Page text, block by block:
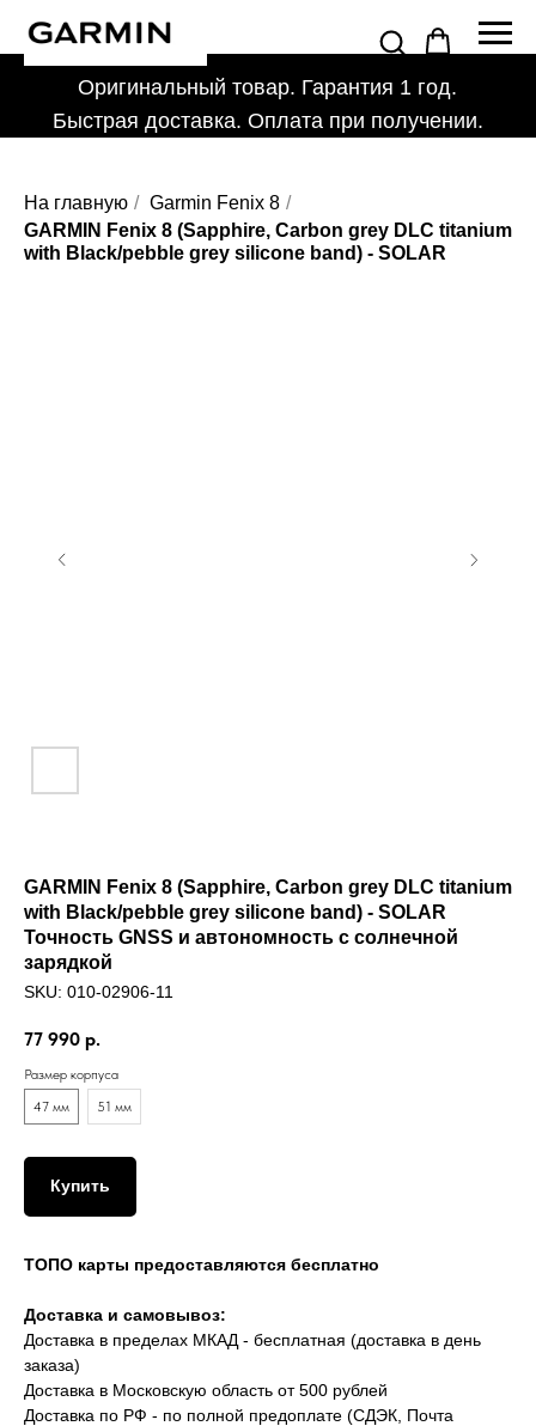
Оригинальный товар. Гарантия 1 год.
Быстрая доставка. Оплата при получении.
На главную / Garmin Fenix 8 /
GARMIN Fenix 8 (Sapphire, Carbon grey DLC titanium
with Black/pebble grey silicone band) - SOLAR
GARMIN Fenix 8 (Sapphire, Carbon grey DLC titanium
with Black/pebble grey silicone band) - SOLAR
Точность GNSS и автономность с солнечной
зарядкой
SKU: 010-02906-11
77 990 р.
Размер корпуса
47 мм
51 мм
Купить
ТОПО карты предоставляются бесплатно
Доставка и самовывоз:
Доставка в пределах МКАД - бесплатная (доставка в день
заказа)
Доставка в Московскую область от 500 рублей
Доставка по РФ - по полной предоплате (СДЭК, Почта